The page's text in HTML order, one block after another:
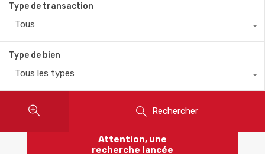
Type de transaction
Tous
Type de bien
Tous les types
Rechercher
Attention, une
recherche lancée